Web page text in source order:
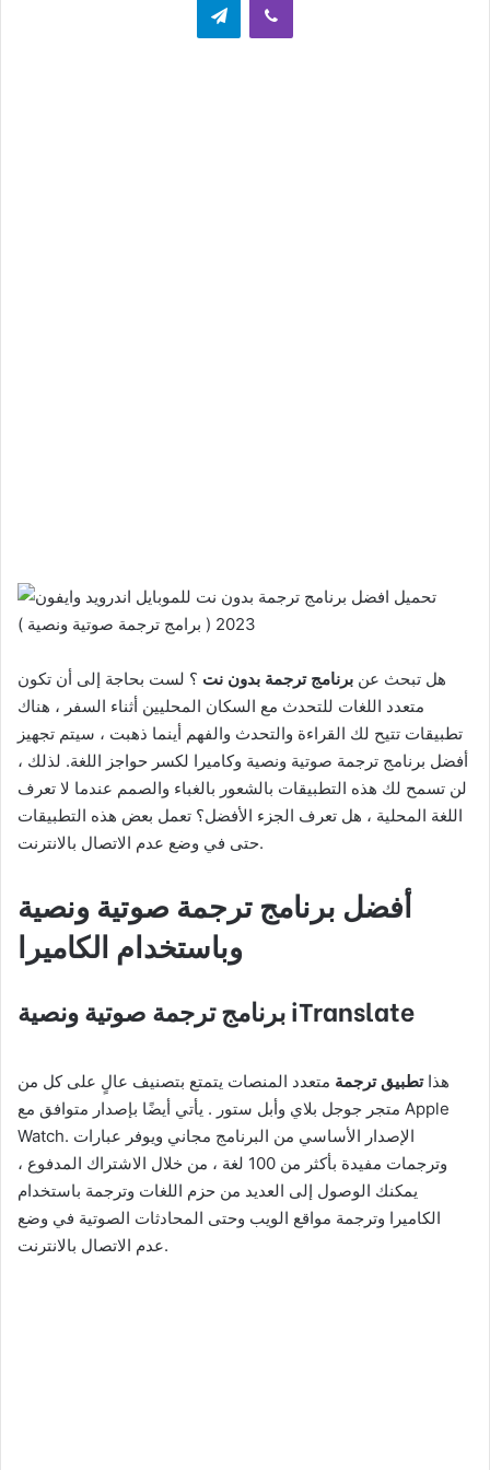
هل تبحث عن برنامج ترجمة بدون نت ؟ لست بحاجة إلى أن تكون
متعدد اللغات للتحدث مع السكان المحليين أثناء السفر ، هناك
تطبيقات تتيح لك القراءة والتحدث والفهم أينما ذهبت ، سيتم تجهيز
أفضل برنامج ترجمة صوتية ونصية وكاميرا لكسر حواجز اللغة. لذلك ،
لن تسمح لك هذه التطبيقات بالشعور بالغباء والصمم عندما لا تعرف
اللغة المحلية ، هل تعرف الجزء الأفضل؟ تعمل بعض هذه التطبيقات
حتى في وضع عدم الاتصال بالانترنت.
أفضل برنامج ترجمة صوتية ونصية
وباستخدام الكاميرا
برنامج ترجمة صوتية ونصية iTranslate
هذاتطبيق ترجمة متعدد المنصات يتمتع بتصنيف عالٍ على كل من
متجر جوجل بلاي وأبل ستور . يأتي أيضًا بإصدار متوافق مع Apple
Watch. الإصدار الأساسي من البرنامج مجاني ويوفر عبارات
وترجمات مفيدة بأكثر من 100 لغة ، من خلال الاشتراك المدفوع ،
يمكنك الوصول إلى العديد من حزم اللغات وترجمة باستخدام
الكاميرا وترجمة مواقع الويب وحتى المحادثات الصوتية في وضع
عدم الاتصال بالانترنت.